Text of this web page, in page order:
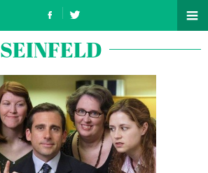
SEINFELD